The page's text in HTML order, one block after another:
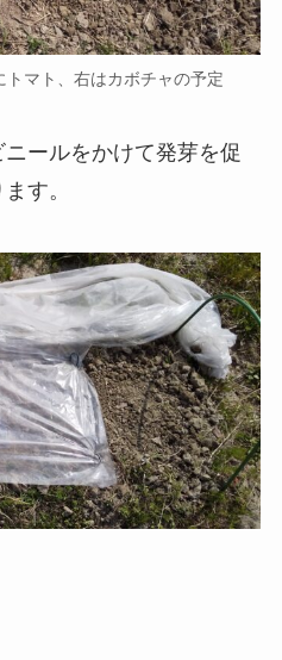
マト、右はカボチャの予定
ールをかけて発芽を促
す。